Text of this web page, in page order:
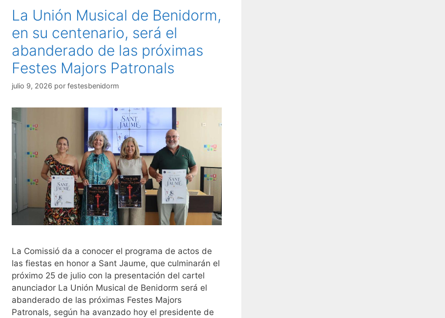
La Unión Musical de Benidorm,
en su centenario, será el
abanderado de las próximas
Festes Majors Patronals
julio 9, 2026 por festesbenidorm
La Comissió da a conocer el programa de actos de
las fiestas en honor a Sant Jaume, que culminarán el
próximo 25 de julio con la presentación del cartel
anunciador La Unión Musical de Benidorm será el
abanderado de las próximas Festes Majors
Patronals, según ha avanzado hoy el presidente de